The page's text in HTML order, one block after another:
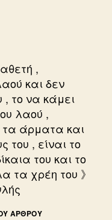
,
και δεν
το να κάμει
λαού ,
τα άρματα και
του , είναι το
του και το
τα χρέη του 》
ΆΡΘΡΟΥ